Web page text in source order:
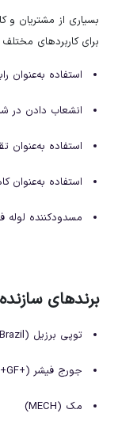
بسیاری از مشتریان و
برای کاربردهای
استفاده به‌عنوان رابط
انشعاب دادن در
استفاده به‌عنوان
استفاده به‌عنوان
مسدودکننده لوله
برندهای
توپی برزیل (Tupy Brazil)
جورج فیشر (+GF+)
مک (MECH)